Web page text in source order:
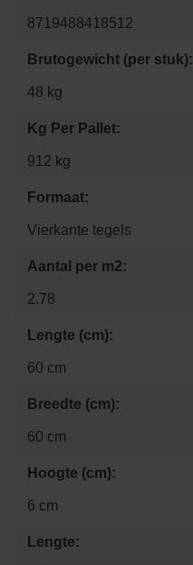
8719488418512
Brutogewicht (per stuk):
48 kg
Kg Per Pallet:
912 kg
Formaat:
Vierkante tegels
Aantal per m2:
2.78
Lengte (cm):
60 cm
Breedte (cm):
60 cm
Hoogte (cm):
6 cm
Lengte: